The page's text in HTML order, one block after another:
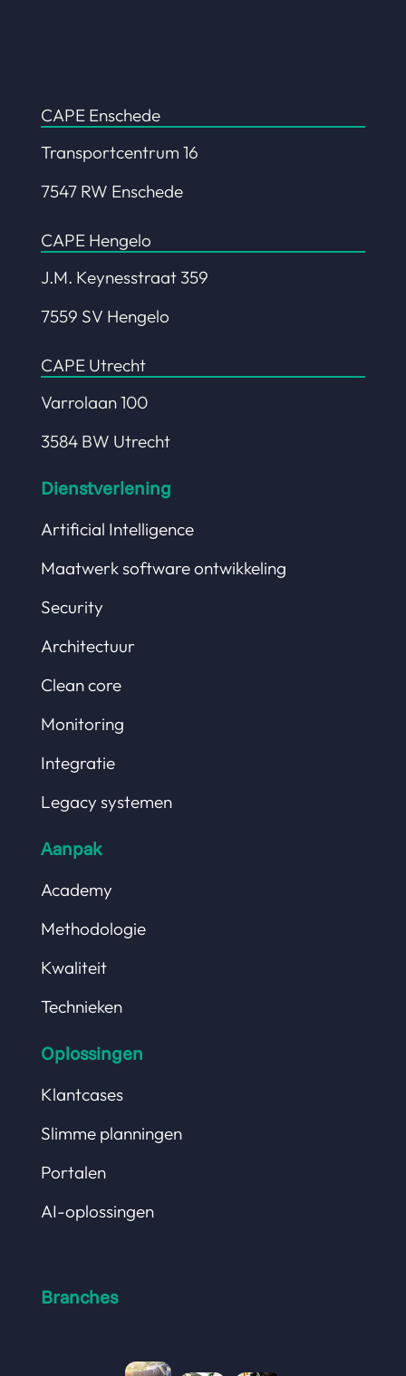
CAPE Enschede
Transportcentrum 16
7547 RW Enschede
CAPE Hengelo
J.M. Keynesstraat 359
7559 SV Hengelo
CAPE Utrecht
Varrolaan 100
3584 BW Utrecht
Dienstverlening
Artificial Intelligence
Maatwerk software ontwikkeling
Security
Architectuur
Clean core
Monitoring
Integratie
Legacy systemen
Aanpak
Academy
Methodologie
Kwaliteit
Technieken
Oplossingen
Klantcases
Slimme planningen
Portalen
AI-oplossingen
Branches